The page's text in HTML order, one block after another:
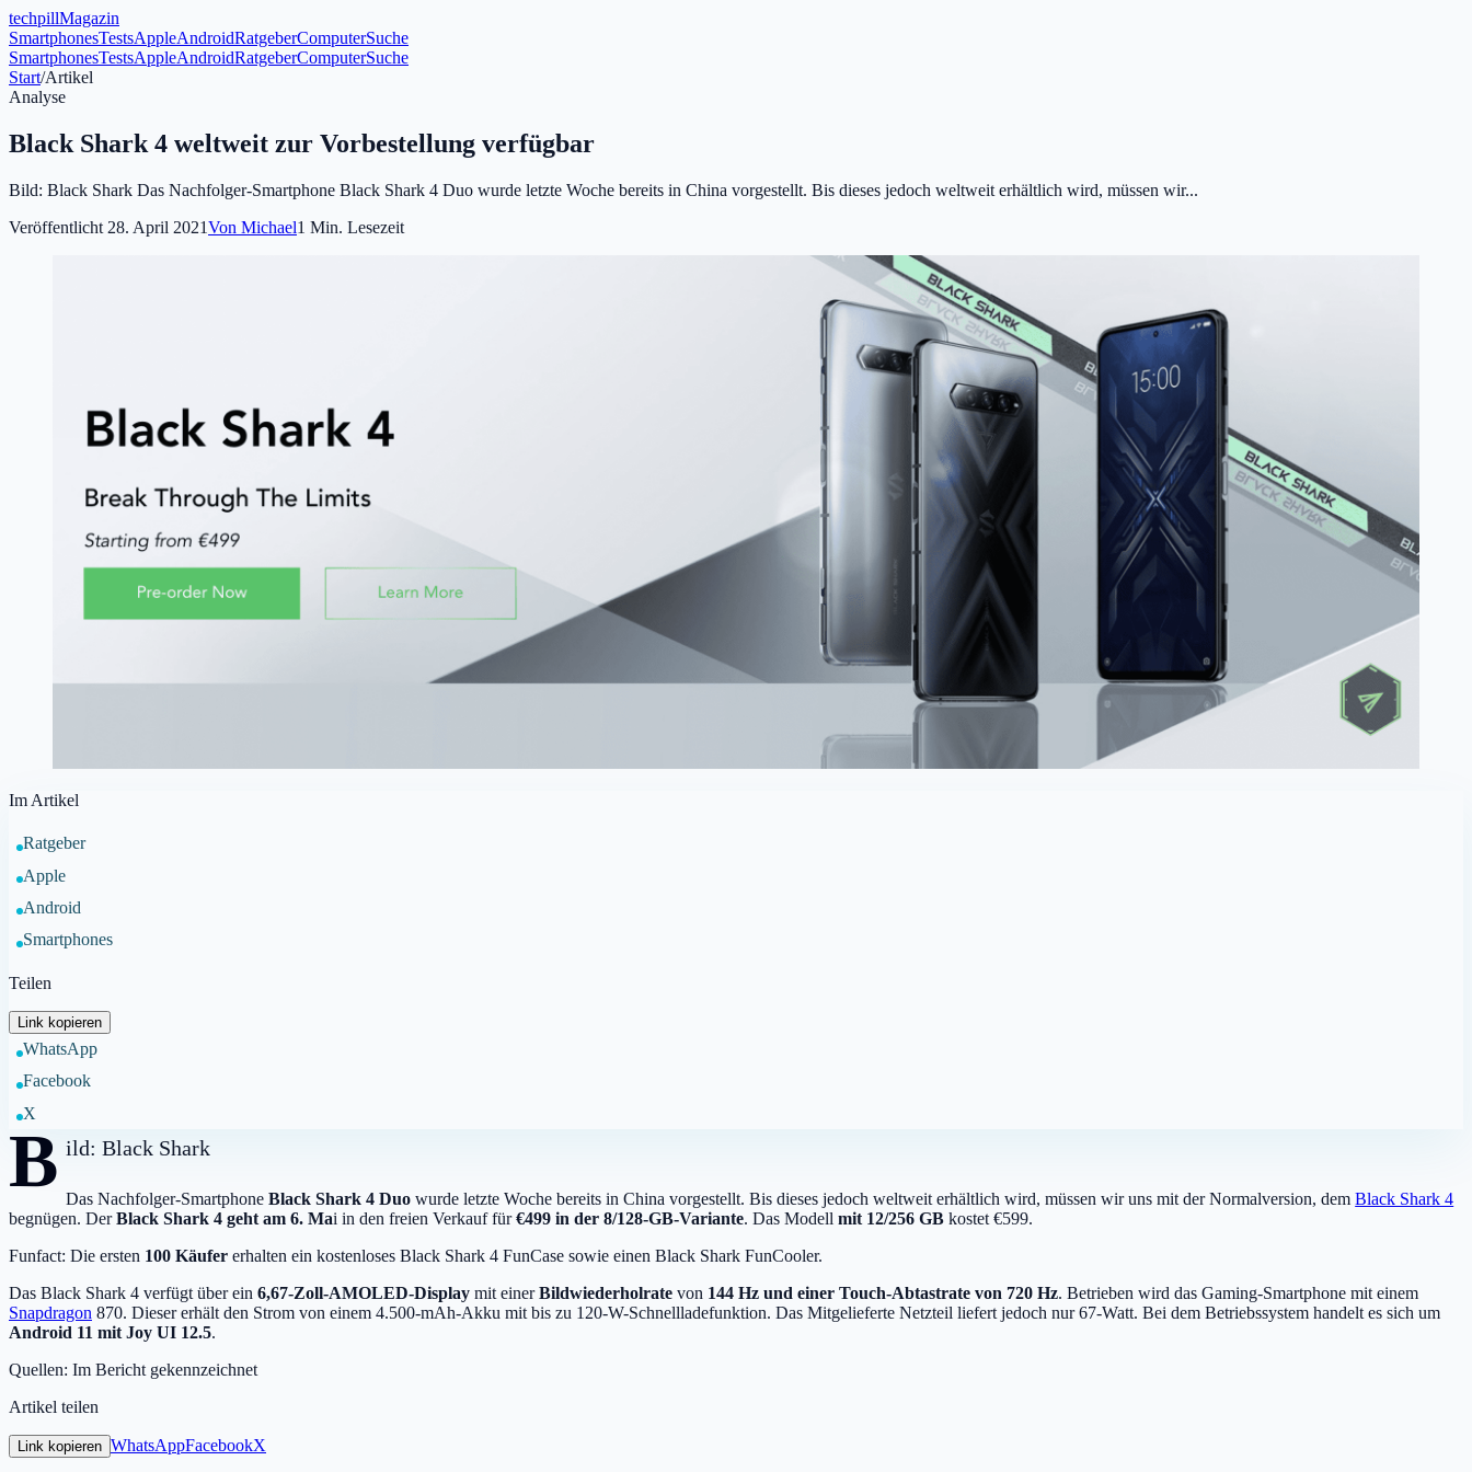
techpillMagazin
SmartphonesTestsAppleAndroidRatgeberComputerSuche
SmartphonesTestsAppleAndroidRatgeberComputerSuche
Start/Artikel
Analyse
Black Shark 4 weltweit zur Vorbestellung verfügbar
Bild: Black Shark Das Nachfolger-Smartphone Black Shark 4 Duo wurde letzte Woche bereits in China vorgestellt. Bis dieses jedoch weltweit erhältlich wird, müssen wir...
Veröffentlicht 28. April 2021Von Michael1 Min. Lesezeit
Im Artikel
Ratgeber
Apple
Android
Smartphones
Teilen
Link kopieren
WhatsApp
Facebook
X
B ild: Black Shark
Das Nachfolger-SmartphoneBlack Shark 4 Duo wurde letzte Woche bereits in China vorgestellt. Bis dieses jedoch weltweit erhältlich wird, müssen wir uns mit der Normalversion, demBlack Shark 4
begnügen. DerBlack Shark 4 geht am 6. Mai in den freien Verkauf für€499 in der 8/128-GB-Variante. Das Modell mit 12/256 GB kostet €599.
Funfact: Die ersten 100 Käufer erhalten ein kostenloses Black Shark 4 FunCase sowie einen Black Shark FunCooler.
Das Black Shark 4 verfügt über ein 6,67-Zoll-AMOLED-Display mit einerBildwiederholrate von 144 Hz und einer Touch-Abtastrate von 720 Hz. Betrieben wird das Gaming-Smartphone mit einem
Snapdragon 870. Dieser erhält den Strom von einem 4.500-mAh-Akku mit bis zu 120-W-Schnellladefunktion. Das Mitgelieferte Netzteil liefert jedoch nur 67-Watt. Bei dem Betriebssystem handelt es sich um
Android 11 mit Joy UI 12.5.
Quellen: Im Bericht gekennzeichnet
Artikel teilen
Link kopieren WhatsAppFacebookX